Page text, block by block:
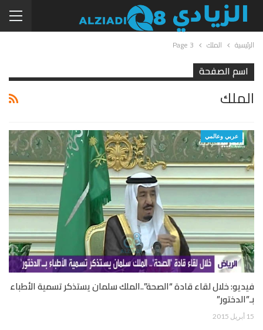
الرئيسية الملك Page 3
اسم الصفحة
الملك
عربي وعالمي
فيديو: خلال لقاء قادة “الصحة”..الملك سلمان يستذكر تسمية الأطباء
بـ”الدختور”
15 أبريل 2015